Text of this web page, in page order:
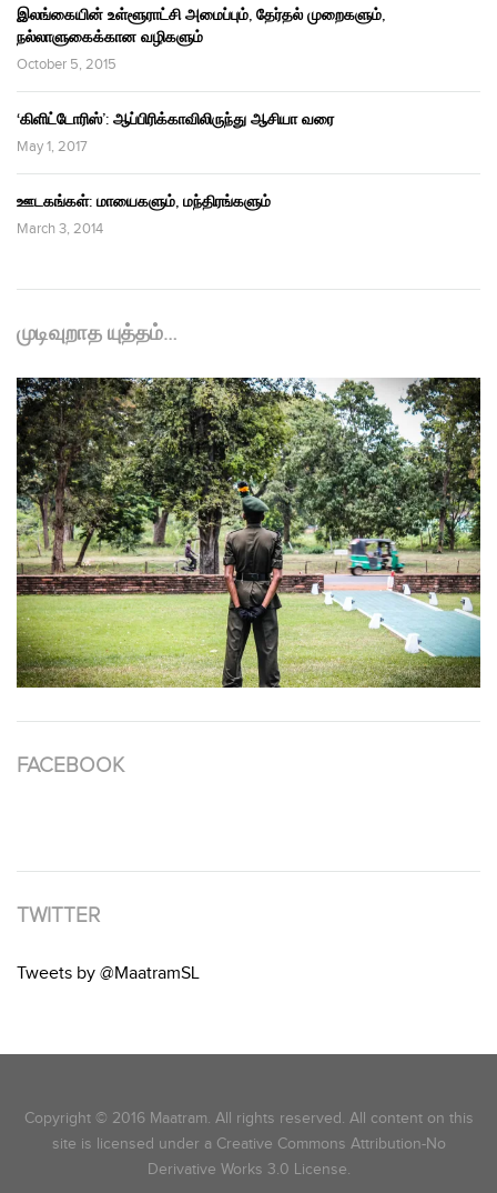
இலங்கையின் உள்ளூராட்சி அமைப்பும், தேர்தல் முறைகளும்,
நல்லாளுகைக்கான வழிகளும்
October 5, 2015
‘கிளிட்டோரிஸ்’: ஆப்பிரிக்காவிலிருந்து ஆசியா வரை
May 1, 2017
ஊடகங்கள்: மாயைகளும், மந்திரங்களும்
March 3, 2014
முடிவுறாத யுத்தம்…
FACEBOOK
TWITTER
Tweets by @MaatramSL
Copyright © 2016 Maatram. All rights reserved. All content on this
site is licensed under a Creative Commons Attribution-No
Derivative Works 3.0 License.